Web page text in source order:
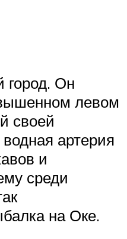
Он
левом
своей
артерия
и
среди
на Оке.